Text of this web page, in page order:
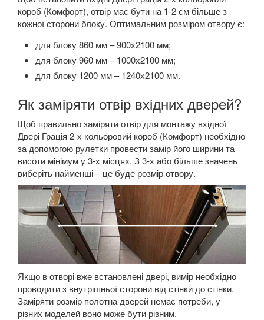
короб (Комфорт), отвір має бути на 1-2 см більше з
кожної сторони блоку. Оптимальним розміром отвору є:
для блоку 860 мм – 900х2100 мм;
для блоку 960 мм – 1000х2100 мм;
для блоку 1200 мм – 1240х2100 мм.
Як заміряти отвір вхідних дверей?
Щоб правильно заміряти отвір для монтажу вхідної
Двері Грація 2-х кольоровий короб (Комфорт) необхідно
за допомогою рулетки провести замір його ширини та
висоти мінімум у 3-х місцях. З 3-х або більше значень
виберіть найменші – це буде розмір отвору.
Якщо в отворі вже встановлені двері, вимір необхідно
проводити з внутрішньої сторони від стінки до стінки.
Заміряти розмір полотна дверей немає потреби, у
різних моделей воно може бути різним.